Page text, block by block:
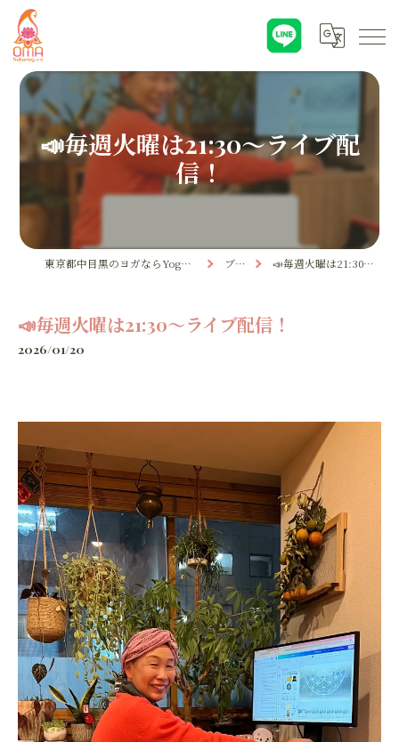
📣毎週火曜は21:30〜ライブ配
信！
東京都中目黒のヨガならYoga & Ayurveda OMA ブログ 📣毎週火曜は21:30〜ライブ配信！
📣毎週火曜は21:30〜ライブ配信！
2026/01/20